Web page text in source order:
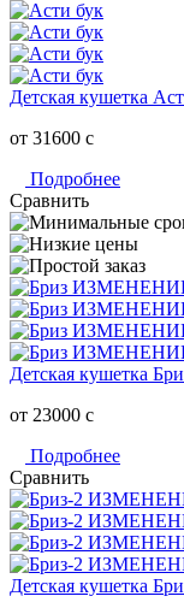
Детская кушетка
от 31600 c
Подробнее
Сравнить
Детская кушетка
от 23000 c
Подробнее
Сравнить
Детская кушетка